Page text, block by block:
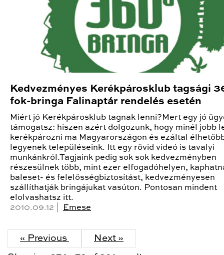
Kedvezményes Kerékpárosklub tagsági
fok-bringa Falinaptár rendelés esetén
Miért jó Kerékpárosklub tagnak lenni?Mert egy jó
támogatsz: hiszen azért dolgozunk, hogy minél jobb
kerékpározni ma Magyarországon és ezáltal
legyenek településeink. Itt egy rövid videó is tavalyi
munkánkról.Tagjaink pedig sok sok kedvezményben
részesülnek több, mint ezer elfogadóhelyen,
baleset- és felelősségbiztosítást, kedvezményesen
szállíthatják bringájukat vasúton. Pontosan mindent
elolvashatsz itt.
2010.09.12 |
Emese
« Previous Next »